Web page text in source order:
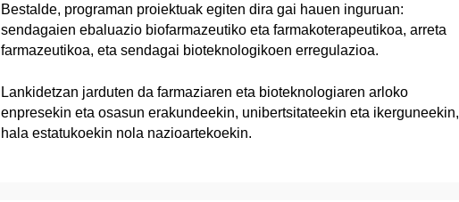
Bestalde, programan proiektuak egiten dira gai hauen inguruan:
sendagaien ebaluazio biofarmazeutiko eta farmakoterapeutikoa, arreta
farmazeutikoa, eta sendagai bioteknologikoen erregulazioa.
Lankidetzan jarduten da farmaziaren eta bioteknologiaren arloko
enpresekin eta osasun erakundeekin, unibertsitateekin eta ikerguneekin,
hala estatukoekin nola nazioartekoekin.